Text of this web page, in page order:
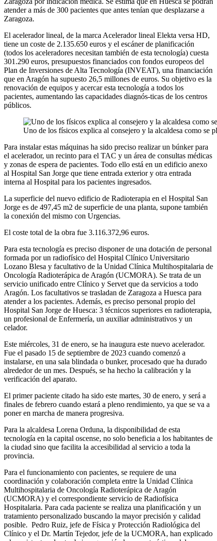
atender a más de 300 pacientes que antes tenían que desplazarse a
Zaragoza.
El acelerador lineal, de la marca Acelerador lineal Elekta versa HD,
tiene un coste de 2.135.650 euros y el escáner de planificación
(todos los aceleradores necesitan también de esta tecnología) cuesta
301.290 euros, presupuestos financiados con fondos europeos del
Plan de Inversiones de Alta Tecnología (INVEAT), una financiación
que en Aragón ha supuesto 26,5 millones de euros. Su objetivo es la
renovación de equipos y acercar esta tecnología a todos los
pacientes, aumentando las capacidades diagnós-ticas de los centros
públicos.
Uno de los físicos explica al consejero y la alcaldesa como se
Para instalar estas máquinas ha sido preciso realizar un búnker para
el acelerador, un recinto para el TAC y un área de consultas médicas
y zonas de espera de pacientes. Todo ello está en un edificio anexo
al Hospital San Jorge que tiene entrada exterior y otra entrada
interna al Hospital para los pacientes ingresados.
La superficie del nuevo edificio de Radioterapia en el Hospital San
Jorge es de 497,45 m2 de superficie de una planta, supone también
la conexión del mismo con Urgencias.
El coste total de la obra fue 3.116.372,96 euros.
Para esta tecnología es preciso disponer de una dotación de personal
formada por un radiofísico del Hospital Clínico Universitario
Lozano Blesa y facultativo de la Unidad Clínica Multihospitalaria de
Oncología Radioterápica de Aragón (UCMORA). Se trata de un
servicio unificado entre Clínico y Servet que da servicios a todo
Aragón. Los facultativos se trasladan de Zaragoza a Huesca para
atender a los pacientes. Además, es preciso personal propio del
Hospital San Jorge de Huesca: 3 técnicos superiores en radioterapia,
un profesional de Enfermería, un auxiliar administrativos y un
celador.
Este miércoles, 31 de enero, se ha inaugura este nuevo acelerador.
Fue el pasado 15 de septiembre de 2023 cuando comenzó a
instalarse, en una sala blindada o bunker, procesado que ha durado
alrededor de un mes. Después, se ha hecho la calibración y la
verificación del aparato.
El primer paciente citado ha sido este martes, 30 de enero, y será a
finales de febrero cuando estará a pleno rendimiento, ya que se va a
poner en marcha de manera progresiva.
Para la alcaldesa Lorena Orduna, la disponibilidad de esta
tecnología en la capital oscense, no solo beneficia a los habitantes de
la ciudad sino que facilita la accesibilidad al servicio a toda la
provincia.
Para el funcionamiento con pacientes, se requiere de una
coordinación y colaboración completa entre la Unidad Clínica
Multihospitalaria de Oncología Radioterápica de Aragón
(UCMORA) y el correspondiente servicio de Radiofísica
Hospitalaria. Para cada paciente se realiza una planificación y un
tratamiento personalizado buscando la mayor precisión y calidad
posible. Pedro Ruiz, jefe de Física y Protección Radiológica del
Clínico y el Dr. Martín Tejedor, jefe de la UCMORA, han explicado